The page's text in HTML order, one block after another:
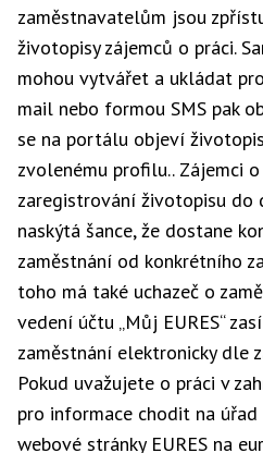
zaměstnavatelům jsou
životopisy zájemců o práci.
mohou vytvářet a ukládat
mail nebo formou SMS pak
se na portálu objeví
zvolenému profilu.. Zájemci
zaregistrování životopisu do
naskýtá šance, že dostane
zaměstnání od konkrétního
toho má také uchazeč o
vedení účtu „Můj EURES“
zaměstnání elektronicky dle
Pokud uvažujete o práci v
pro informace chodit na
webové stránky EURES na